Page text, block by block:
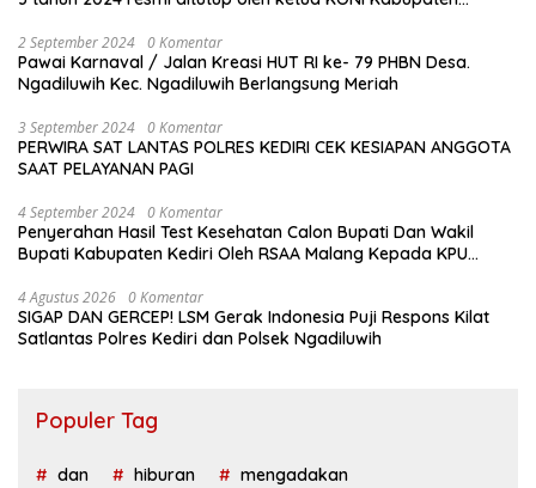
2 September 2024 0 Komentar
Pawai Karnaval / Jalan Kreasi HUT RI ke- 79 PHBN Desa.
Ngadiluwih Kec. Ngadiluwih Berlangsung Meriah
3 September 2024 0 Komentar
PERWIRA SAT LANTAS POLRES KEDIRI CEK KESIAPAN ANGGOTA
SAAT PELAYANAN PAGI
4 September 2024 0 Komentar
Penyerahan Hasil Test Kesehatan Calon Bupati Dan Wakil
Bupati Kabupaten Kediri Oleh RSAA Malang Kepada KPU
4 Agustus 2026 0 Komentar
SIGAP DAN GERCEP! LSM Gerak Indonesia Puji Respons Kilat
Satlantas Polres Kediri dan Polsek Ngadiluwih
Populer Tag
dan hiburan mengadakan